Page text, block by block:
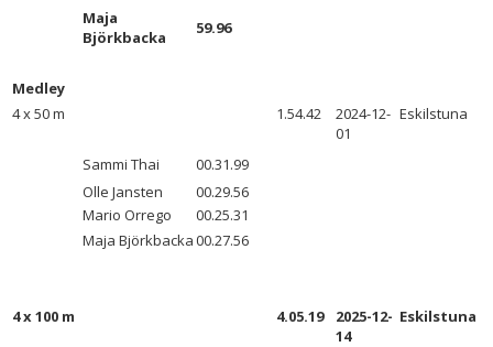
Maja
Björkbacka
59.96
Medley
4 x 50 m
1.54.42
2024-12-
01
Eskilstuna
Sammi Thai
00.31.99
Olle Jansten
00.29.56
Mario Orrego
00.25.31
Maja Björkbacka00.27.56
4 x 100 m 4.05.19
2025-12-
14
Eskilstuna